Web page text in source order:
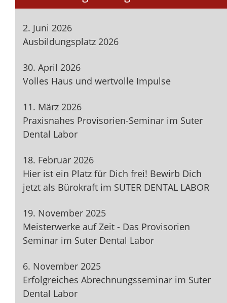
2. Juni 2026
Ausbildungsplatz 2026
30. April 2026
Volles Haus und wertvolle Impulse
11. März 2026
Praxisnahes Provisorien-Seminar im Suter
Dental Labor
18. Februar 2026
Hier ist ein Platz für Dich frei! Bewirb Dich
jetzt als Bürokraft im SUTER DENTAL LABOR
19. November 2025
Meisterwerke auf Zeit - Das Provisorien
Seminar im Suter Dental Labor
6. November 2025
Erfolgreiches Abrechnungsseminar im Suter
Dental Labor